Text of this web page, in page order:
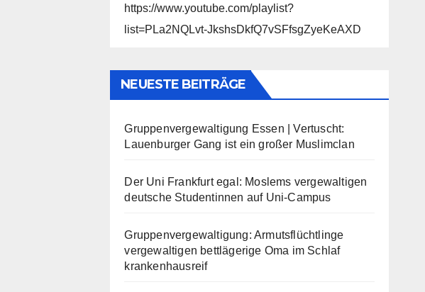
https://www.youtube.com/playlist?
list=PLa2NQLvt-JkshsDkfQ7vSFfsgZyeKeAXD
NEUESTE BEITRÄGE
Gruppenvergewaltigung Essen | Vertuscht:
Lauenburger Gang ist ein großer Muslimclan
Der Uni Frankfurt egal: Moslems vergewaltigen
deutsche Studentinnen auf Uni-Campus
Gruppenvergewaltigung: Armutsflüchtlinge
vergewaltigen bettlägerige Oma im Schlaf
krankenhausreif